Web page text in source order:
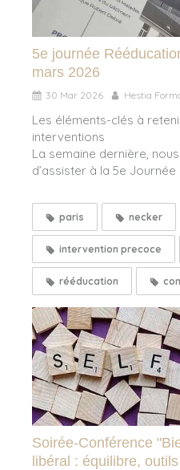
5e journée
mars 2026
30 Mar 2026 Hestia
Les éléments-clés à
interventions
La semaine dernière,
d’assister à la 5e
paris necker
intervention precoce
rééducation
Soirée-Conférence
libéral : équilibre,